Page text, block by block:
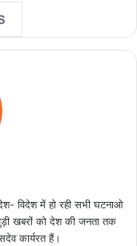
विदेश में हो रही सभी घटनाओ
खबरों को देश की जनता तक
कार्यरत हैं।